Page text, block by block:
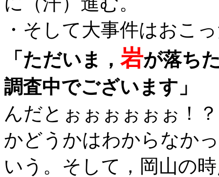
・そして大事件はおこ
「ただいま， 岩が落ち
調査中でございます」
んだとぉぉぉぉぉぉ！
かどうかはわからなか
いう。そして，岡山の